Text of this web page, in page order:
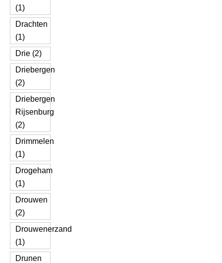
(1)
Drachten
(1)
Drie (2)
Driebergen
(2)
Driebergen
Rijsenburg
(2)
Drimmelen
(1)
Drogeham
(1)
Drouwen
(2)
Drouwenerzand
(1)
Drunen